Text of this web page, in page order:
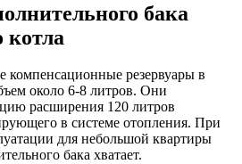
бака
котла
компенсационные резервуары в
около 6-8 литров. Они
расширения 120 литров
в системе отопления. При
для небольшой квартиры
бака хватает.